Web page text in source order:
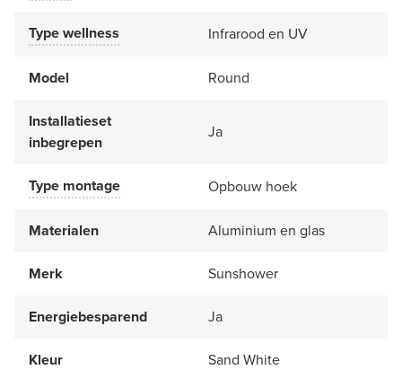
Type wellness Infrarood en UV
Model Round
Installatieset
inbegrepen
Ja
Type montage Opbouw hoek
Materialen Aluminium en glas
Merk Sunshower
Energiebesparend Ja
Kleur Sand White